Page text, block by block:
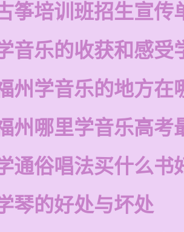
筝培训班招生宣传
音乐的收获和感受
州学音乐的地方在
州哪里学音乐高考
通俗唱法买什么书
琴的好处与坏处